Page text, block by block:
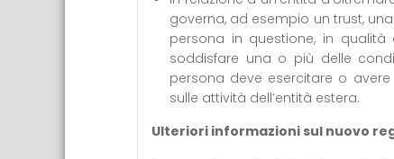
governa, ad esempio un trust,
persona in questione, in qualità
soddisfare una o più delle
persona deve esercitare o
sulle attività dell’entità estera.
Ulteriori informazioni sul nuovo